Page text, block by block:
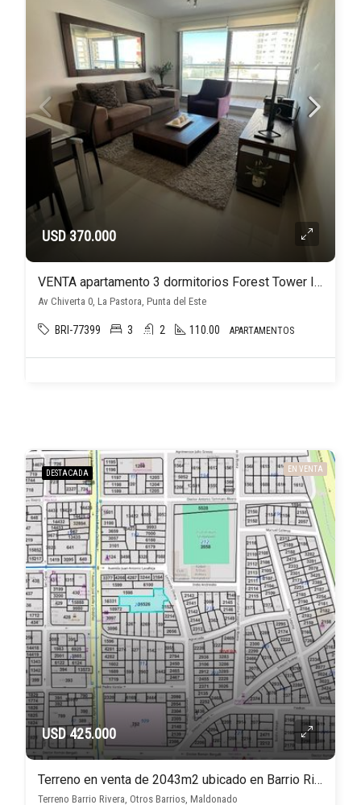
USD 370.000
VENTA apartamento 3 dormitorios Forest Tower II Punta del Este
Av Chiverta 0, La Pastora, Punta del Este
BRI-77399 3 2 110.00 APARTAMENTOS
DESTACADA EN VENTA
USD 425.000
Terreno en venta de 2043m2 ubicado en Barrio Rivera de Maldonado
Terreno Barrio Rivera, Otros Barrios, Maldonado